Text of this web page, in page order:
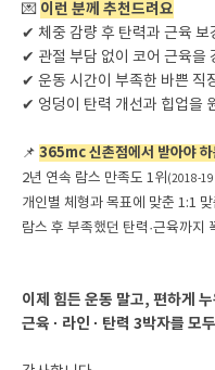
💌 이런 분께 추천드려요
✔ 체중 감량 후 탄력과 근육 보
✔ 관절 부담 없이 코어 근육을
✔ 운동 시간이 부족한 바쁜 직
✔ 엉덩이 탄력 개선과 힙업을
📌 365mc 신촌점에서 받아야 하
2년 연속 람스 만족도 1위 (2018-19
개인별 체형과 목표에 맞춘 1:1
람스 후 부족했던 탄력·근육까지
이제 힘든 운동 말고, 편하게 누
근육 · 라인 · 탄력 3박자를 모